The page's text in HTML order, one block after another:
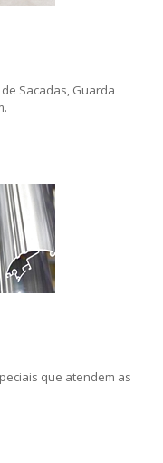
Sacadas, Guarda
que atendem as